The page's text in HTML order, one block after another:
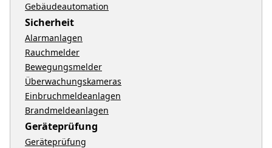
Gebäudeautomation
Sicherheit
Alarmanlagen
Rauchmelder
Bewegungsmelder
Überwachungskameras
Einbruchmeldeanlagen
Brandmeldeanlagen
Geräteprüfung
Geräteprüfung